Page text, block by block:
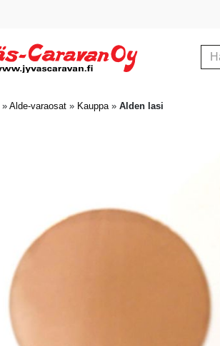
» Alde-varaosat » Kauppa» Alden lasi